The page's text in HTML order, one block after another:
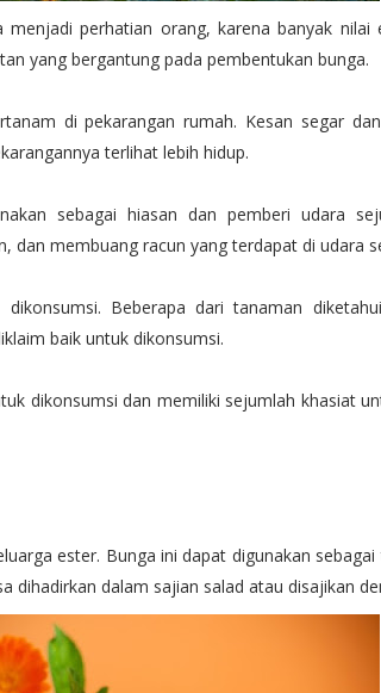
menjadi perhatian orang, karena banyak nilai
yang bergantung pada pembentukan bunga.
di pekarangan rumah. Kesan segar
terlihat lebih hidup.
sebagai hiasan dan pemberi udara
dan membuang racun yang terdapat di udara
Beberapa dari tanaman
baik untuk dikonsumsi.
dikonsumsi dan memiliki sejumlah khasiat
ester. Bunga ini dapat digunakan
dihadirkan dalam sajian salad atau disajikan